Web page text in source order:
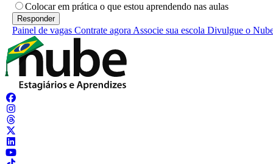
Colocar em prática o que estou aprendendo nas aulas
Painel de vagas Contrate agora Associe sua escola Divulgue o